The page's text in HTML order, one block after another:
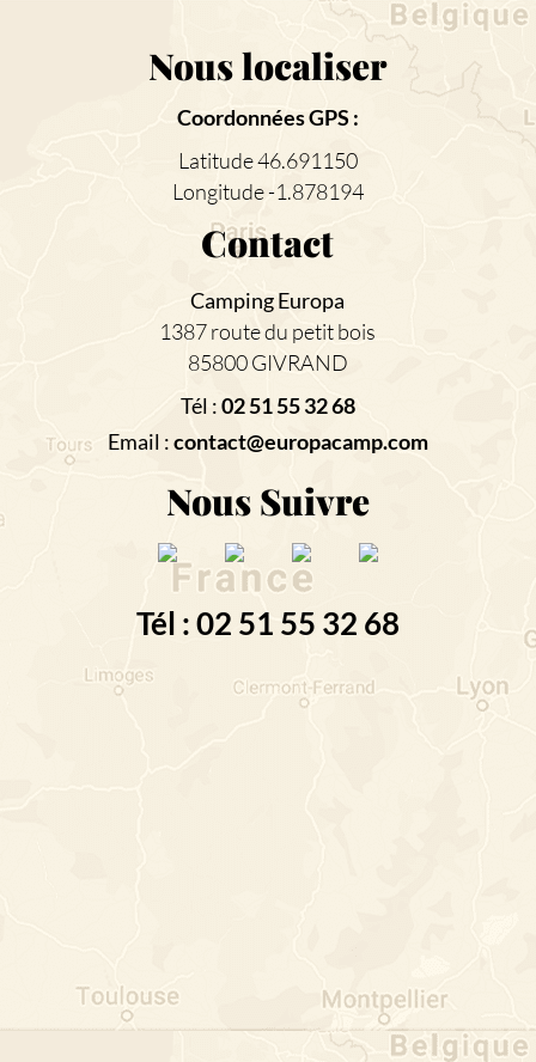
Nous localiser
Coordonnées GPS :
Latitude 46.691150
Longitude -1.878194
Contact
Camping Europa
1387 route du petit bois
85800 GIVRAND
Tél :02 51 55 32 68
Email :contact@europacamp.com
Nous Suivre
Tél : 02 51 55 32 68